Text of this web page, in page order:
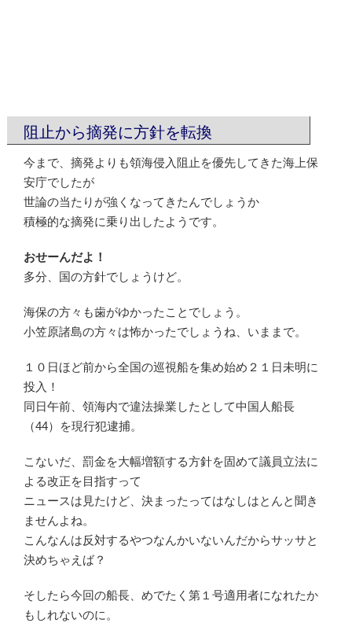
阻止から摘発に方針を転換
今まで、摘発よりも領海侵入阻止を優先してきた海上保
安庁でしたが
世論の当たりが強くなってきたんでしょうか
積極的な摘発に乗り出したようです。
おせーんだよ！
多分、国の方針でしょうけど。
海保の方々も歯がゆかったことでしょう。
小笠原諸島の方々は怖かったでしょうね、いままで。
１０日ほど前から全国の巡視船を集め始め２１日未明に
投入！
同日午前、領海内で違法操業したとして中国人船長
（44）を現行犯逮捕。
こないだ、罰金を大幅増額する方針を固めて議員立法に
よる改正を目指すって
ニュースは見たけど、決まったってはなしはとんと聞き
ませんよね。
こんなんは反対するやつなんかいないんだからサッサと
決めちゃえば？
そしたら今回の船長、めでたく第１号適用者になれたか
もしれないのに。